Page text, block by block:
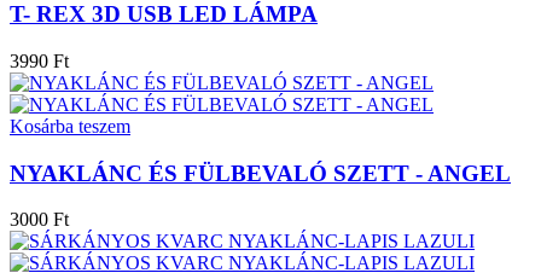
T- REX 3D USB LED LÁMPA
3990 Ft
Kosárba teszem
NYAKLÁNC ÉS FÜLBEVALÓ SZETT - ANGEL
3000 Ft